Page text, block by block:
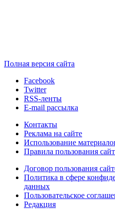
Полная версия сайта
Facebook
Twitter
RSS-ленты
E-mail рассылка
Контакты
Реклама на сайте
Использование
Правила пользования
Договор пользования
Политика в сфере
данных
Пользовательское
Редакция